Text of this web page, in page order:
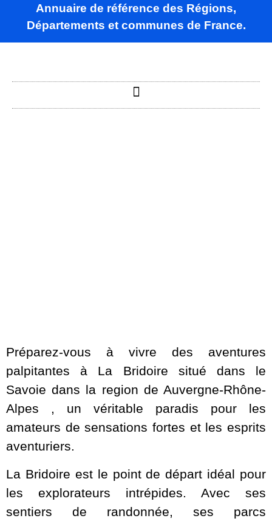
Annuaire de référence des Régions,
Départements et communes de France.
Préparez-vous à vivre des aventures
palpitantes à La Bridoire situé dans le
Savoie dans la region de Auvergne-Rhône-
Alpes , un véritable paradis pour les
amateurs de sensations fortes et les esprits
aventuriers.
La Bridoire est le point de départ idéal pour
les explorateurs intrépides. Avec ses
sentiers de randonnée, ses parcs